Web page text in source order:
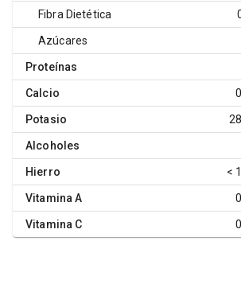
Fibra Dietética
Azúcares
Proteínas
Calcio
Potasio
Alcoholes
Hierro <
Vitamina A
Vitamina C